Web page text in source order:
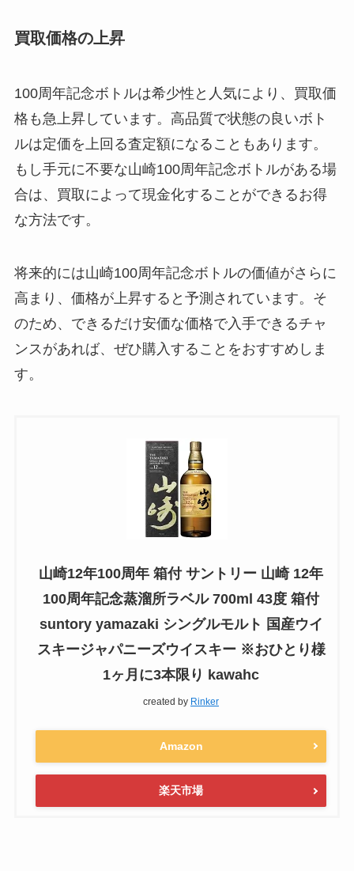
買取価格の上昇
100周年記念ボトルは希少性と人気により、買取価
格も急上昇しています。高品質で状態の良いボト
ルは定価を上回る査定額になることもあります。
もし手元に不要な山崎100周年記念ボトルがある場
合は、買取によって現金化することができるお得
な方法です。
将来的には山崎100周年記念ボトルの価値がさらに
高まり、価格が上昇すると予測されています。そ
のため、できるだけ安価な価格で入手できるチャ
ンスがあれば、ぜひ購入することをおすすめしま
す。
山崎12年100周年 箱付 サントリー 山崎 12年
100周年記念蒸溜所ラベル 700ml 43度 箱付
suntory yamazaki シングルモルト 国産ウイ
スキージャパニーズウイスキー ※おひとり様
1ヶ月に3本限り kawahc
created by Rinker
Amazon
楽天市場